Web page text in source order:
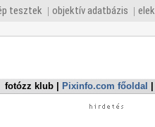
tesztek objektív adatbázis
fotózz klub Pixinfo.com főoldal